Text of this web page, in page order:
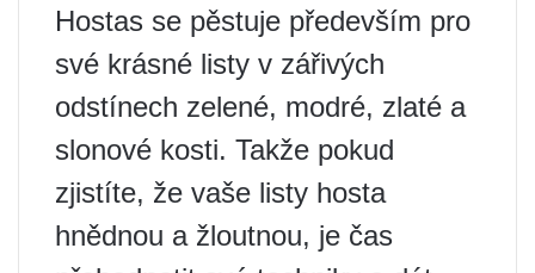
Hostas se pěstuje především pro
své krásné listy v zářivých
odstínech zelené, modré, zlaté a
slonové kosti. Takže pokud
zjistíte, že vaše listy hosta
hnědnou a žloutnou, je čas